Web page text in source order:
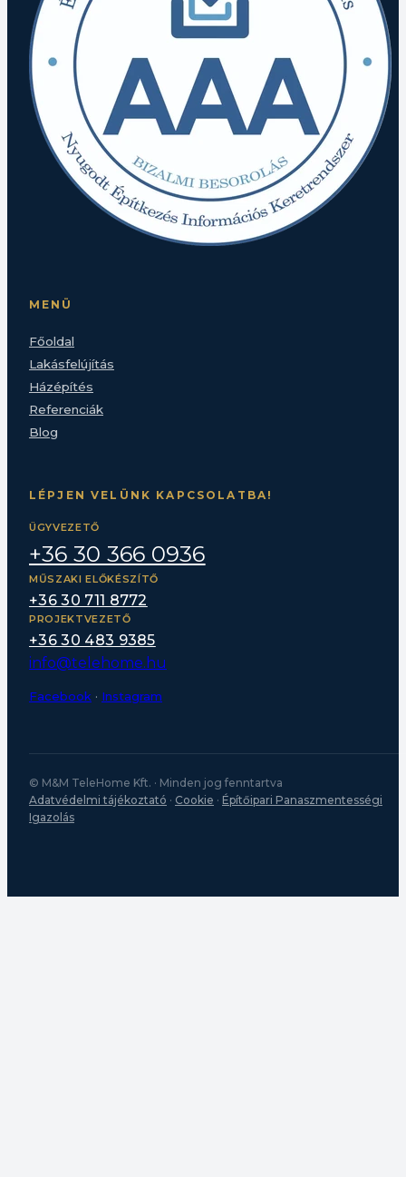
MENÜ
Főoldal
Lakásfelújítás
Házépítés
Referenciák
Blog
LÉPJEN VELÜNK KAPCSOLATBA!
ÜGYVEZETŐ
+36 30 366 0936
MŰSZAKI ELŐKÉSZÍTŐ
+36 30 711 8772
PROJEKTVEZETŐ
+36 30 483 9385
info@telehome.hu
Facebook · Instagram
© M&M TeleHome Kft. · Minden jog fenntartva
Adatvédelmi tájékoztató · Cookie · Építőipari Panaszmentességi
Igazolás